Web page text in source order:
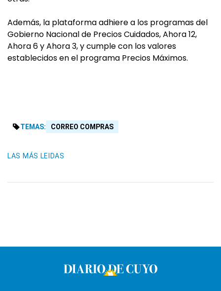
Además, la plataforma adhiere a los programas del
Gobierno Nacional de Precios Cuidados, Ahora 12,
Ahora 6 y Ahora 3, y cumple con los valores
establecidos en el programa Precios Máximos.
TEMAS: CORREO COMPRAS
LAS MÁS LEIDAS